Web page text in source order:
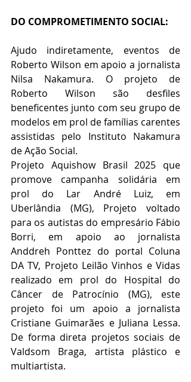
DO COMPROMETIMENTO SOCIAL:
Ajudo indiretamente, eventos de
Roberto Wilson em apoio a jornalista
Nilsa Nakamura. O projeto de
Roberto Wilson são desfiles
beneficentes junto com seu grupo de
modelos em prol de famílias carentes
assistidas pelo Instituto Nakamura
de Ação Social.
Projeto Aquishow Brasil 2025 que
promove campanha solidária em
prol do Lar André Luiz, em
Uberlândia (MG), Projeto voltado
para os autistas do empresário Fábio
Borri, em apoio ao jornalista
Anddreh Ponttez do portal Coluna
DA TV, Projeto Leilão Vinhos e Vidas
realizado em prol do Hospital do
Câncer de Patrocínio (MG), este
projeto foi um apoio a jornalista
Cristiane Guimarães e Juliana Lessa.
De forma direta projetos sociais de
Valdsom Braga, artista plástico e
multiartista.